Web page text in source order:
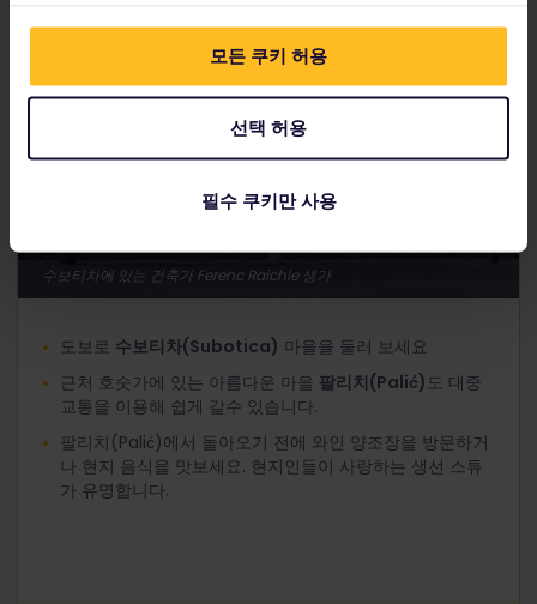
모든 쿠키 허용
선택 허용
필수 쿠키만 사용
수보티차에 있는 건축가 Ferenc Raichle 생가
도보로 수보티차(Subotica) 마을을 둘러 보세요
근처 호숫가에 있는 아름다운 마을 팔리치(Palić) 도 대중
교통을 이용해 쉽게 갈수 있습니다.
팔리치(Palić)에서 돌아오기 전에 와인 양조장을 방문하거
나 현지 음식을 맛보세요. 현지인들이 사랑하는 생선 스튜
가 유명합니다.